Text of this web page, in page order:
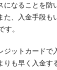
になることを防
た、入金手段
す。
ジットカードで
りも早く入金す